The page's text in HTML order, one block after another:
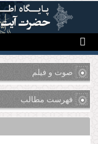
رفتن به محتوای اصلی
صوت و فیلم
فهرست مطالب